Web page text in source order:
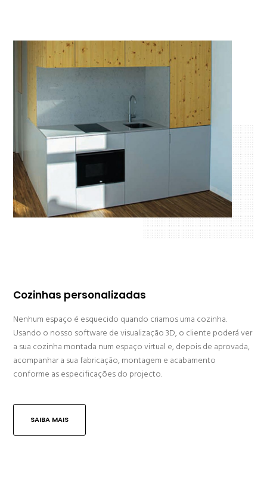
Cozinhas personalizadas
Nenhum espaço é esquecido quando criamos uma cozinha.
Usando o nosso software de visualização 3D, o cliente poderá ver
a sua cozinha montada num espaço virtual e, depois de aprovada,
acompanhar a sua fabricação, montagem e acabamento
conforme as especificações do projecto.
SAIBA MAIS